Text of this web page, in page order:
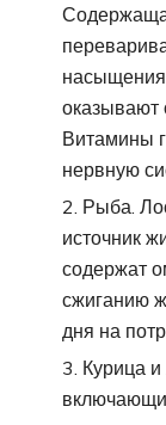
оказывают
Витамины
нервную
Рыба.
источник
содержат
сжиганию
дня на
Курица и